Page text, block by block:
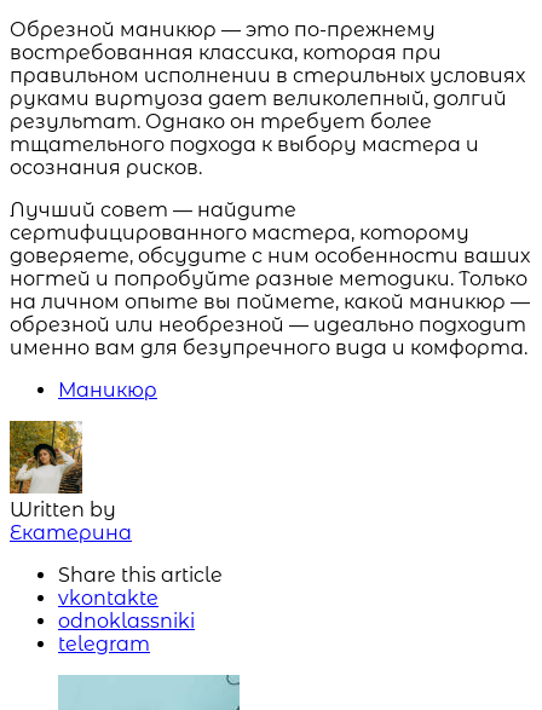
Обрезной маникюр — это по-прежнему
востребованная классика, которая при
правильном исполнении в стерильных условиях
руками виртуоза дает великолепный, долгий
результат. Однако он требует более
тщательного подхода к выбору мастера и
осознания рисков.
Лучший совет — найдите
сертифицированного мастера, которому
доверяете, обсудите с ним особенности ваших
ногтей и попробуйте разные методики. Только
на личном опыте вы поймете, какой маникюр —
обрезной или необрезной — идеально подходит
именно вам для безупречного вида и комфорта.
Маникюр
Written by
Екатерина
Share this article
vkontakte
odnoklassniki
telegram